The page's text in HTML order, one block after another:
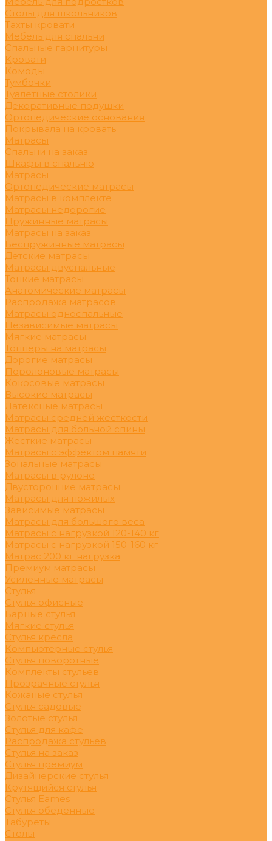
Столы для школьников
Тахты кровати
Мебель для спальни
Спальные гарнитуры
Кровати
Комоды
Тумбочки
Туалетные столики
Декоративные подушки
Ортопедические основания
Покрывала на кровать
Матрасы
Спальни на заказ
Шкафы в спальню
Матрасы
Ортопедические матрасы
Матрасы в комплекте
Матрасы недорогие
Пружинные матрасы
Матрасы на заказ
Беспружинные матрасы
Детские матрасы
Матрасы двуспальные
Тонкие матрасы
Анатомические матрасы
Распродажа матрасов
Матрасы односпальные
Независимые матрасы
Мягкие матрасы
Топперы на матрасы
Дорогие матрасы
Поролоновые матрасы
Кокосовые матрасы
Высокие матрасы
Латексные матрасы
Матрасы средней жесткости
Матрасы для больной спины
Жесткие матрасы
Матрасы с эффектом памяти
Зональные матрасы
Матрасы в рулоне
Двусторонние матрасы
Матрасы для пожилых
Зависимые матрасы
Матрасы для большого веса
Матрасы с нагрузкой 120-140 кг
Матрасы с нагрузкой 150-160 кг
Матрас 200 кг нагрузка
Премиум матрасы
Усиленные матрасы
Стулья
Стулья офисные
Барные стулья
Мягкие стулья
Стулья кресла
Компьютерные стулья
Стулья поворотные
Комплекты стульев
Прозрачные стулья
Кожаные стулья
Стулья садовые
Золотые стулья
Стулья для кафе
Распродажа стульев
Стулья на заказ
Стулья премиум
Дизайнерские стулья
Крутящийся стулья
Стулья Eames
Стулья обеденные
Табуреты
Столы